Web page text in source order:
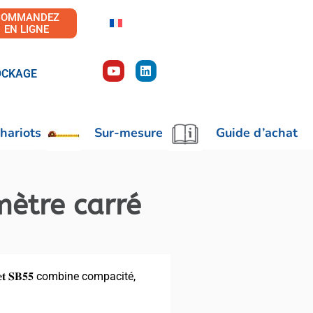
EN LIGNE
Sur-mesure Guide d’achat
carré
𝐒𝐁𝟓𝟓 combine compacité,